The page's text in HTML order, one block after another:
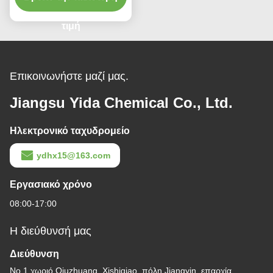
περνούν
τιμή
Επικοινωνήστε μαζί μας.
Jiangsu Yida Chemical Co., Ltd.
Ηλεκτρονικό ταχυδρομείο
ydhx15@163.com
Εργασιακό χρόνο
08:00-17:00
Η διεύθυνσή μας
Διεύθυνση
Νο 1 χωριό Qiuzhuang, Xishiqiao, πόλη Jiangyin, επαρχία